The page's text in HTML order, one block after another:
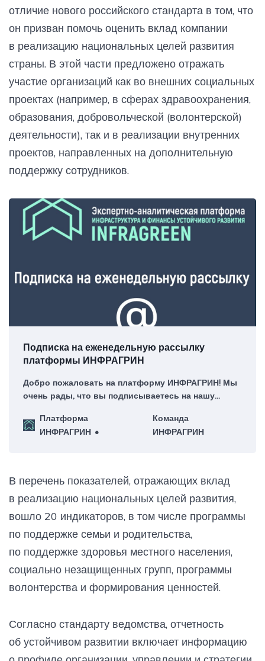
отличие нового российского стандарта в том, что
он призван помочь оценить вклад компании
в реализацию национальных целей развития
страны. В этой части предложено отражать
участие организаций как во внешних социальных
проектах (например, в сферах здравоохранения,
образования, добровольческой (волонтерской)
деятельности), так и в реализации внутренних
проектов, направленных на дополнительную
поддержку сотрудников.
Подписка на еженедельную рассылку
платформы ИНФРАГРИН
Добро пожаловать на платформу ИНФРАГРИН! Мы
очень рады, что вы подписываетесь на нашу
честь!Платформа
ИНФРАГРИН
Команда
ИНФРАГРИН
В перечень показателей, отражающих вклад
в реализацию национальных целей развития,
вошло 20 индикаторов, в том числе программы
по поддержке семьи и родительства,
по поддержке здоровья местного населения,
социально незащищенных групп, программы
волонтерства и формирования ценностей.
Согласно стандарту ведомства, отчетность
об устойчивом развитии включает информацию